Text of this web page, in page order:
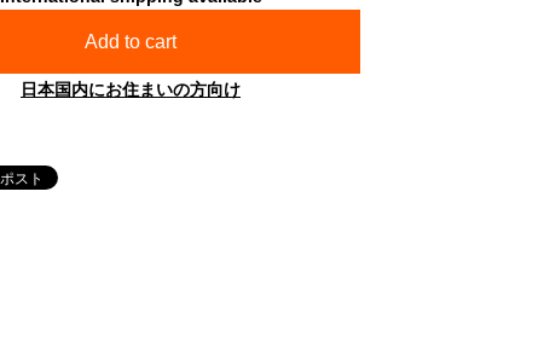
Add to cart
日本国内にお住まいの方向け